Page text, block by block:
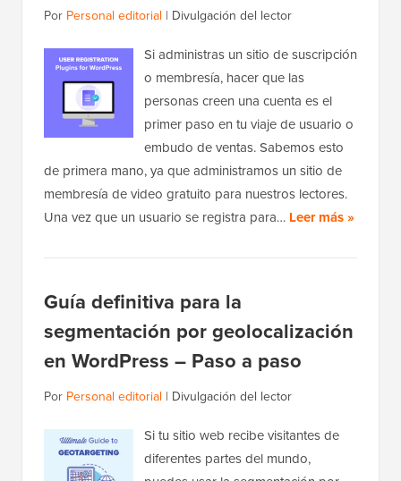
Por Personal editorial | Divulgación del lector
Si administras un sitio de suscripción
o membresía, hacer que las
personas creen una cuenta es el
primer paso en tu viaje de usuario o
embudo de ventas. Sabemos esto
de primera mano, ya que administramos un sitio de
membresía de video gratuito para nuestros lectores.
Una vez que un usuario se registra para… Leer más »
Guía definitiva para la
segmentación por geolocalización
en WordPress – Paso a paso
Por Personal editorial | Divulgación del lector
Si tu sitio web recibe visitantes de
diferentes partes del mundo,